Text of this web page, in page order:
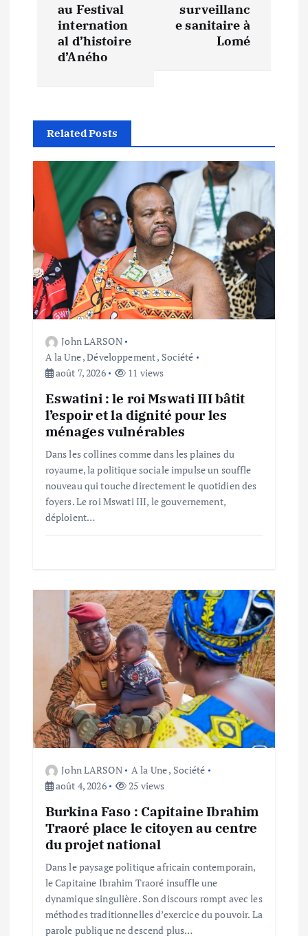
o
n
d
e
au Festival
internation
al d’histoire
d’Aného
surveillanc
e sanitaire à
Lomé
Related Posts
John LARSON
A la Une,Développement, Société
août 7, 2026
11 views
Eswatini : le roi Mswati III bâtit
l’espoir et la dignité pour les
ménages vulnérables
Dans les collines comme dans les plaines du
royaume, la politique sociale impulse un souffle
nouveau qui touche directement le quotidien des
foyers. Le roi Mswati III, le gouvernement,
déploient…
John LARSON A la Une, Société
août 4, 2026
25 views
Burkina Faso : Capitaine Ibrahim
Traoré place le citoyen au centre
du projet national
Dans le paysage politique africain contemporain,
le Capitaine Ibrahim Traoré insuffle une
dynamique singulière. Son discours rompt avec les
méthodes traditionnelles d’exercice du pouvoir. La
parole publique ne descend plus…